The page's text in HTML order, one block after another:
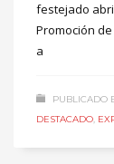
festejado
Promoción
a
PUBLICADO
DESTACADO,